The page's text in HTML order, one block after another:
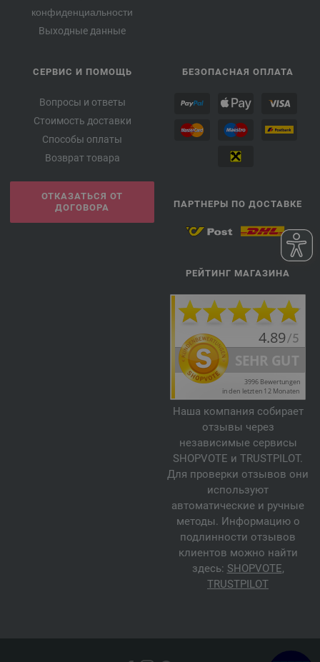
конфиденциальности
Выходные данные
СЕРВИС И ПОМОЩЬ
Вопросы и ответы
Стоимость доставки
Способы оплаты
Возврат товара
ОТКАЗАТЬСЯ ОТ
ДОГОВОРА
БЕЗОПАСНАЯ ОПЛАТА
ПАРТНЕРЫ ПО ДОСТАВКЕ
РЕЙТИНГ МАГАЗИНА
Наша компания собирает
отзывы через
независимые сервисы
SHOPVOTE и TRUSTPILOT.
Для проверки отзывов они
используют
автоматические и ручные
методы. Информацию о
подлинности отзывов
клиентов можно найти
здесь: SHOPVOTE,
TRUSTPILOT